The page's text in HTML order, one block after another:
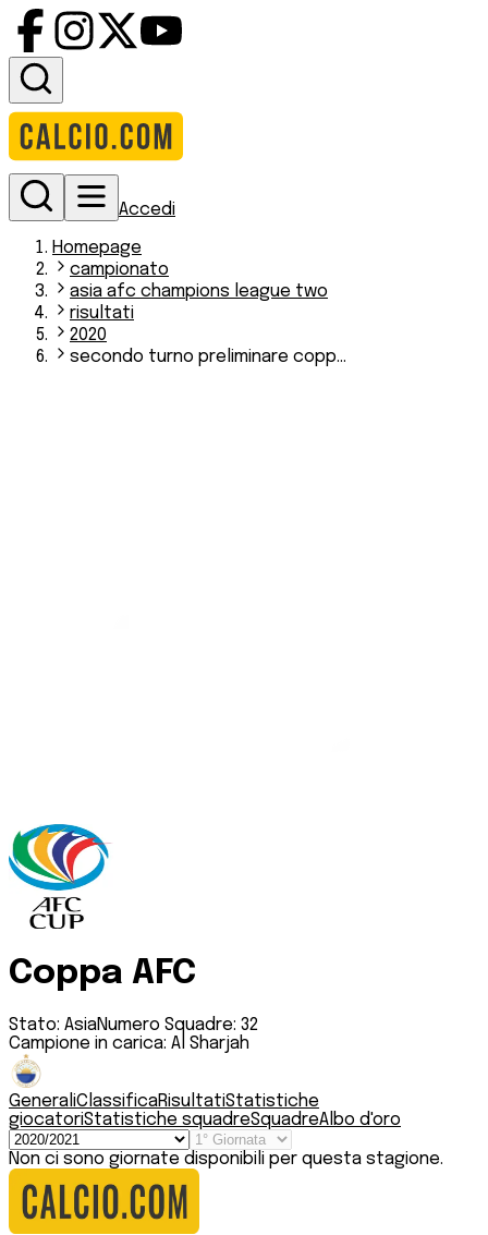
Accedi
Homepage
campionato
asia afc champions league two
risultati
2020
secondo turno preliminare copp...
Coppa AFC
Stato: AsiaNumero Squadre: 32
Campione in carica: Al Sharjah
GeneraliClassificaRisultatiStatistiche
giocatoriStatistiche squadreSquadreAlbo d'oro
Non ci sono giornate disponibili per questa stagione.